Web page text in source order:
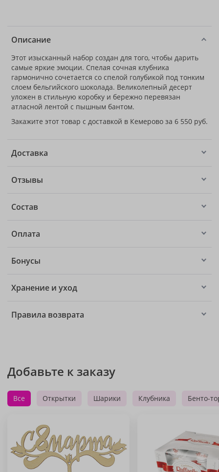
Описание
Этот изысканный набор создан для того, чтобы дарить
самые яркие эмоции. Спелая сочная клубника
гармонично сочетается со спелой голубикой под тонким
слоем бельгийского шоколада. Великолепный десерт
уложен в стильную коробку и бережно перевязан
атласной лентой с пышным бантом.
Закажите этот товар с доставкой в Кемерово за 6 550 руб.
Доставка
Отзывы
Состав
Оплата
Бонусы
Хранение и уход
Правила возврата
Добавьте к заказу
Все Открытки Шарики Клубника Бенто-